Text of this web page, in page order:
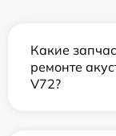
Какие
ремонте
V72?